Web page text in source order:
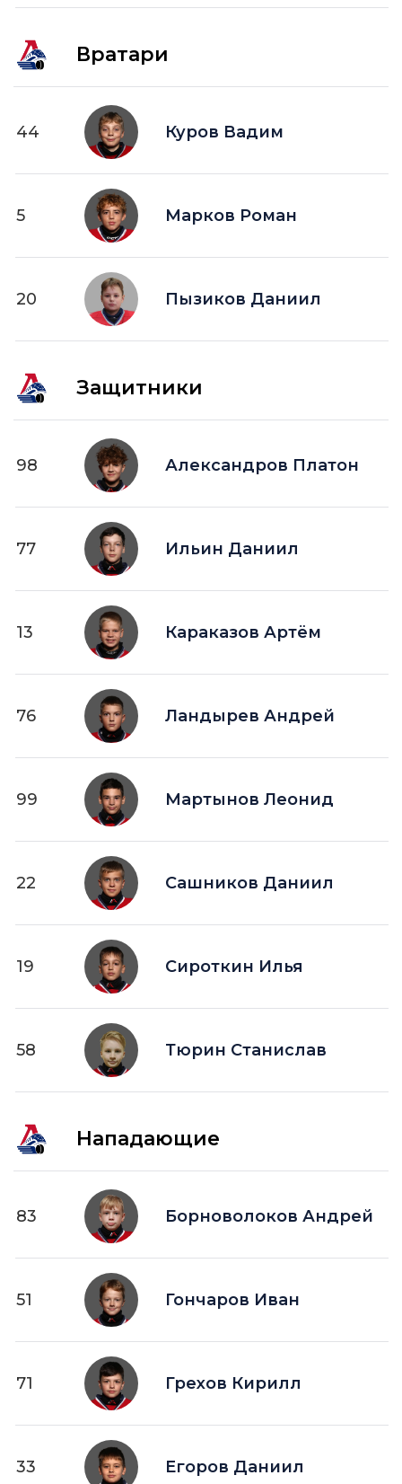
игрока на площадке
-2 —
игроков на площад
шайба забитая в большинстве на одного
игрока на площадке
+2 — шайба забитая в большинстве на двух
шайба забитая в пустые ворота
Вратари
44 Куров Вадим
5 Марков Роман
20 Пызиков Даниил
Защитники
98 Александров Платон
77 Ильин Даниил
13 Караказов Артём
76 Ландырев Андрей
99 Мартынов Леонид
22 Сашников Даниил
19 Сироткин Илья
58 Тюрин Станислав
Нападающие
83 Борноволоков Андрей
51 Гончаров Иван
71 Грехов Кирилл
33 Егоров Даниил